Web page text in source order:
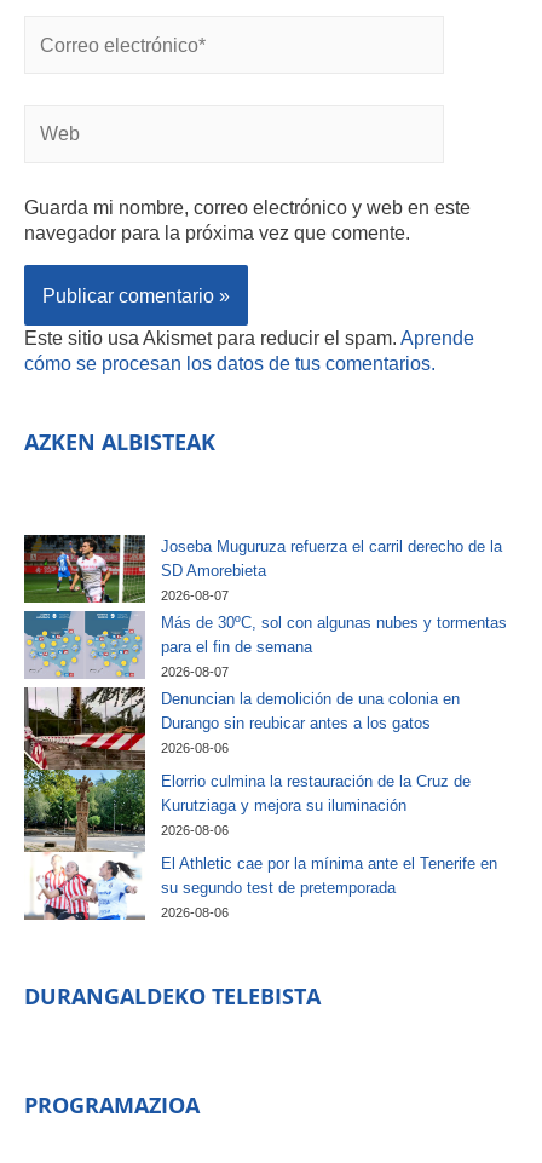
Guarda mi nombre, correo electrónico y web en este
navegador para la próxima vez que comente.
Este sitio usa Akismet para reducir el spam. Aprende
cómo se procesan los datos de tus comentarios.
AZKEN ALBISTEAK
Joseba Muguruza refuerza el carril derecho de la
SD Amorebieta
2026-08-07
Más de 30ºC, sol con algunas nubes y tormentas
para el fin de semana
2026-08-07
Denuncian la demolición de una colonia en
Durango sin reubicar antes a los gatos
2026-08-06
Elorrio culmina la restauración de la Cruz de
Kurutziaga y mejora su iluminación
2026-08-06
El Athletic cae por la mínima ante el Tenerife en
su segundo test de pretemporada
2026-08-06
DURANGALDEKO TELEBISTA
PROGRAMAZIOA